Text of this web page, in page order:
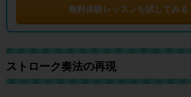
無料体験レッスンを試してみ
ストローク奏法の再現